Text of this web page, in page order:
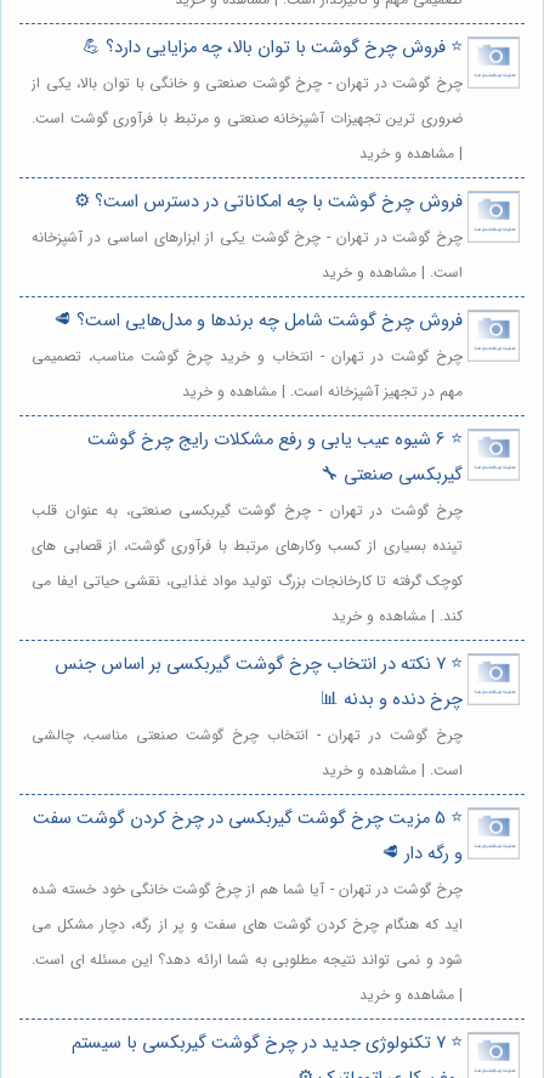
⭐️ فروش چرخ گوشت با توان بالا، چه مزایایی دارد؟ 💪
چرخ گوشت در تهران - چرخ گوشت صنعتی و خانگی با توان بالا، یکی از
ضروری ترین تجهیزات آشپزخانه صنعتی و مرتبط با فرآوری گوشت است.
| مشاهده و خرید
فروش چرخ گوشت با چه امکاناتی در دسترس است؟ ⚙️
چرخ گوشت در تهران - چرخ گوشت یکی از ابزارهای اساسی در آشپزخانه
است. | مشاهده و خرید
فروش چرخ گوشت شامل چه برندها و مدل‌هایی است؟ 🥩
چرخ گوشت در تهران - انتخاب و خرید چرخ گوشت مناسب، تصمیمی
مهم در تجهیز آشپزخانه است. | مشاهده و خرید
⭐️ 6 شیوه عیب یابی و رفع مشکلات رایج چرخ گوشت
گیربکسی صنعتی 🔧
چرخ گوشت در تهران - چرخ گوشت گیربکسی صنعتی، به عنوان قلب
تپنده بسیاری از کسب وکارهای مرتبط با فرآوری گوشت، از قصابی های
کوچک گرفته تا کارخانجات بزرگ تولید مواد غذایی، نقشی حیاتی ایفا می
کند. | مشاهده و خرید
⭐️ 7 نکته در انتخاب چرخ گوشت گیربکسی بر اساس جنس
چرخ دنده و بدنه 📊
چرخ گوشت در تهران - انتخاب چرخ گوشت صنعتی مناسب، چالشی
است. | مشاهده و خرید
⭐️ 5 مزیت چرخ گوشت گیربکسی در چرخ کردن گوشت سفت
و رگه دار 🥩
چرخ گوشت در تهران - آیا شما هم از چرخ گوشت خانگی خود خسته شده
اید که هنگام چرخ کردن گوشت های سفت و پر از رگه، دچار مشکل می
شود و نمی تواند نتیجه مطلوبی به شما ارائه دهد؟ این مسئله ای است.
| مشاهده و خرید
⭐️ 7 تکنولوژی جدید در چرخ گوشت گیربکسی با سیستم